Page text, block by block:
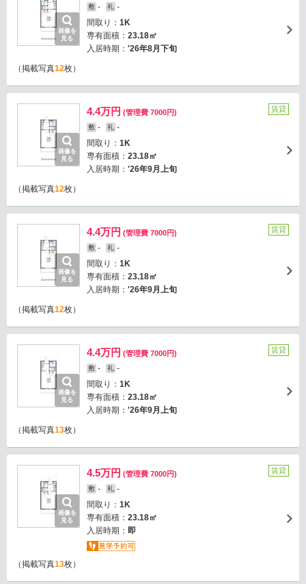
画像を
見る
敷 - 礼 -
間取り： 1K
専有面積： 23.18㎡
入居時期： '26年8月下旬
（掲載写真12枚）
画像を
見る
4.4万円 (管理費 7000円)
敷 - 礼 -
間取り： 1K
専有面積： 23.18㎡
入居時期： '26年9月上旬
賃貸
（掲載写真12枚）
画像を
見る
4.4万円 (管理費 7000円)
敷 - 礼 -
間取り： 1K
専有面積： 23.18㎡
入居時期： '26年9月上旬
賃貸
（掲載写真12枚）
画像を
見る
4.4万円 (管理費 7000円)
敷 - 礼 -
間取り： 1K
専有面積： 23.18㎡
入居時期： '26年9月上旬
賃貸
（掲載写真13枚）
画像を
見る
4.5万円 (管理費 7000円)
敷 - 礼 -
間取り： 1K
専有面積： 23.18㎡
入居時期： 即
賃貸
（掲載写真13枚）